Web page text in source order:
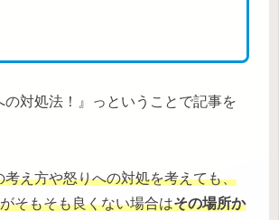
の対処法！』っということで記事を
考え方や怒りへの対処を考えても、
そもそも良くない場合はその場所か